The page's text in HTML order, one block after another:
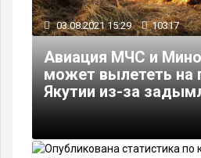
03.08.2021 15:29 10317
Авиация МЧС и
может вылететь на
Якутии из-за